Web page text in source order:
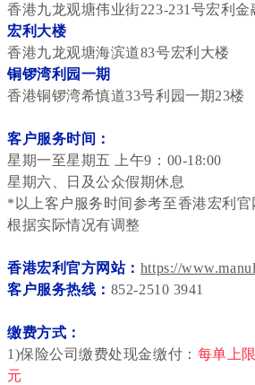
香港九龙观塘伟业街223-231号宏利
宏利大楼
香港九龙观塘海滨道83号宏利大楼
铜锣湾利园一期
香港铜锣湾希慎道33号利园一期23楼
客户服务时间：
星期一至星期五 上午9：00-18:00
星期六、日及公众假期休息
*以上客户服务时间参考至香港宏利
根据实际情况有调整
香港宏利官方网站： https://
客户服务热线： 852-2510 3941
缴费方式：
1)保险公司缴费处现金缴付： 每单上
元